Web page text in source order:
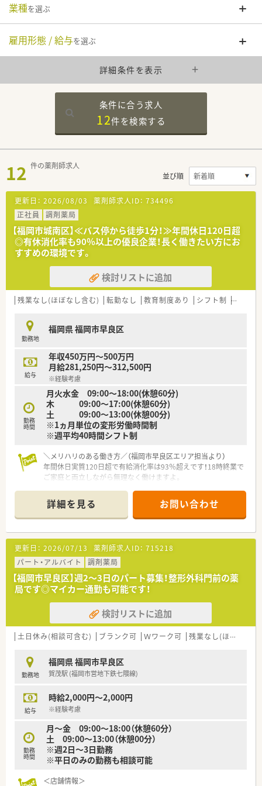
業種を選ぶ
雇用形態 / 給与を選ぶ
詳細条件を表示
条件に合う求人
12件を検索する
12 件の薬剤師求人
並び順
更新日： 2026/08/03 薬剤師求人ID： 734496
正社員
調剤薬局
【福岡市城南区】≪バス停から徒歩1分！≫年間休日120日超
◎有休消化率も90％以上の優良企業！長く働きたい方にお
すすめの環境です。
検討リストに追加
残業なし(ほぼなし含む) 転勤なし 教育制度あり シフト制 かかり
勤務地
福岡県 福岡市早良区
給与
年収450万円～500万円
月給281,250円～312,500円
※経験考慮
勤務
時間
月火水金 09:00～18:00(休憩60分)
木 09:00～17:00(休憩60分)
土 09:00～13:00(休憩00分)
※1ヵ月単位の変形労働時間制
※週平均40時間シフト制
＼メリハリのある働き方／（福岡市早良区エリア担当より）
年間休日実質120日超で有給消化率は93％超えです！18時終業で
ご家庭と両立しながら無理なく働けますよ。
【店舗情報と応需状況について】
■最寄りバス停から徒歩1分、地下鉄別府駅からも徒歩圏内で通
勤に大変便利な立地となっております。
■内科や循環器科などの多科目を応需しており、幅広い知識を吸
収できる環境です。
【法人特徴について】
■福岡市内を中心に15店舗の薬局を展開し、地域に密着した安
定的な経営基盤を構築しております。
■社員のワークライフバランスを重視しており、全社で働きやす
い環境づくりを推進しております。
■新人育成から階層別研修まで教育制度が非常に充実しており、
着実な成長を目指せます。
■年間休日数や有給消化率を重視し、プライベートを大切にしな
がら働きたい方におすすめです。
■充実した研修体制のもとで、薬剤師としての専門スキルをさら
■残業代が1分単位でしっかり支給される、透明性の高い職場を
希望する方にぴったりです。
【やりがい/おすすめポイント】
■患者様との距離が近く、地域に根ざした医療提供を通じて感謝
されるやりがいがあります。
■評価制度が明確に整備されているため、努力や成果がしっかり
■ヘルプ体制が整っているため、突然の休みや急用でもお互いに
詳細を見る お問い合わせ
更新日： 2026/07/13 薬剤師求人ID： 715218
パート・アルバイト
調剤薬局
【福岡市早良区】週2～3日のパート募集！整形外科門前の薬
局です◎マイカー通勤も可能です！
検討リストに追加
土日休み(相談可含む) ブランク可 Ｗワーク可 残業なし(ほぼなし含む)
勤務地
福岡県 福岡市早良区
賀茂駅 (福岡市営地下鉄七隈線)
給与
時給2,000円～2,000円
※経験考慮
勤務
時間
月～金 09:00～18:00（休憩60分）
土 09:00～13:00（休憩00分）
※週2日～3日勤務
※平日のみの勤務も相談可能
＜店舗情報＞